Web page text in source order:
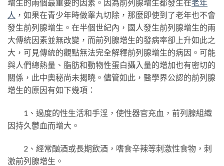
增生的兩個最重要的因素。因為前列腺增生都發生在老年
人 ，如果在青少年時做睾丸切除，那麼即使到了老年也不會
發生前列腺增生。在半個世紀內，國人發生前列腺增生的兩
大傳統因素並無改變，而前列腺增生的發病率卻上升如此之
大，可見傳統的觀點無法完全解釋前列腺增生的病因。可能
與人們總熱量、脂肪和動物性蛋白攝入量的增加也有密切的
關係，此中奧秘尚未揭曉。儘管如此，醫學界公認的前列腺
增生的原因有如下幾項：
1、過度的性生活和手淫，使性器官充血，前列腺組織
因持久鬱血而增大。
2、經常酗酒或長期飲酒，嗜食辛辣等刺激性食物，刺
激前列腺增生。